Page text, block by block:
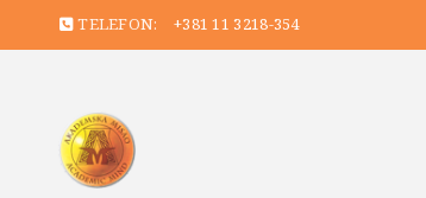
TELEFON: +381 11 3218-354